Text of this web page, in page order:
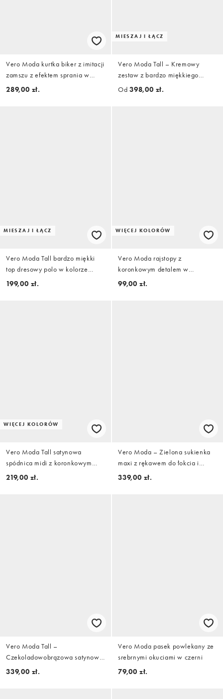
Vero Moda kurtka biker z imitacji
zamszu z efektem sprania w
czerni
289,00 zł.
MIESZAJ I ŁĄCZ
Vero Moda Tall – Kremowy
zestaw z bardzo miękkiego
materiału
Od 398,00 zł.
MIESZAJ I ŁĄCZ
Vero Moda Tall bardzo miękki
top dresowy polo w kolorze
kremowym, część zestawu
199,00 zł.
WIĘCEJ KOLORÓW
Vero Moda rajstopy z
koronkowym detalem w
czekoladowym brązie
99,00 zł.
WIĘCEJ KOLORÓW
Vero Moda Tall satynowa
spódnica midi z koronkowym
wykończeniem dołu w ciemnej
219,00 zł.
Vero Moda – Zielona sukienka
maxi z rękawem do łokcia i
peleryną
339,00 zł.
Vero Moda Tall –
Czekoladowobrązowa satynowa
sukienka midi na ramiączkach z
339,00 zł.
Vero Moda pasek powlekany ze
srebrnymi okuciami w czerni
79,00 zł.